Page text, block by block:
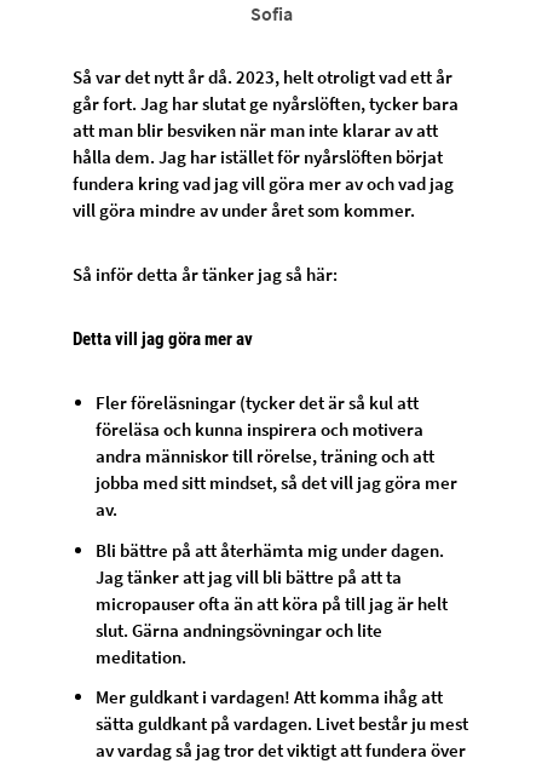
Sofia
Så var det nytt år då. 2023, helt otroligt vad ett år
går fort. Jag har slutat ge nyårslöften, tycker bara
att man blir besviken när man inte klarar av att
hålla dem. Jag har istället för nyårslöften börjat
fundera kring vad jag vill göra mer av och vad jag
vill göra mindre av under året som kommer.
Så inför detta år tänker jag så här:
Detta vill jag göra mer av
Fler föreläsningar (tycker det är så kul att
föreläsa och kunna inspirera och motivera
andra människor till rörelse, träning och att
jobba med sitt mindset, så det vill jag göra mer
av.
Bli bättre på att återhämta mig under dagen.
Jag tänker att jag vill bli bättre på att ta
micropauser ofta än att köra på till jag är helt
slut. Gärna andningsövningar och lite
meditation.
Mer guldkant i vardagen! Att komma ihåg att
sätta guldkant på vardagen. Livet består ju mest
av vardag så jag tror det viktigt att fundera över